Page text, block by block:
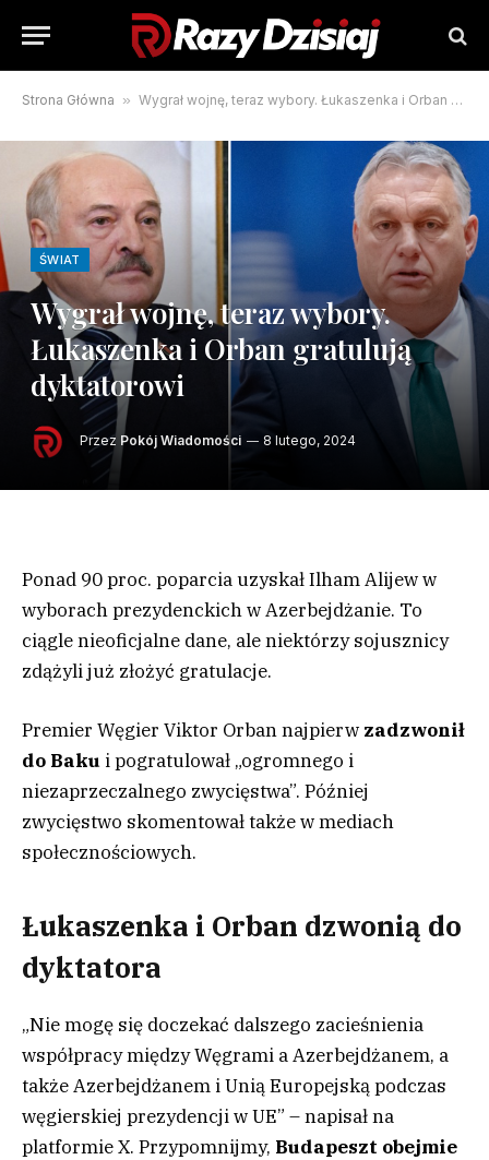
Strona Główna » Wygrał wojnę, teraz wybory. Łukaszenka i Orban gratulują dyktatorowi
ŚWIAT
Wygrał wojnę, teraz wybory.
Łukaszenka i Orban gratulują
dyktatorowi
Przez Pokój Wiadomości 8 lutego, 2024
Ponad 90 proc. poparcia uzyskał Ilham Alijew w
wyborach prezydenckich w Azerbejdżanie. To
ciągle nieoficjalne dane, ale niektórzy sojusznicy
zdążyli już złożyć gratulacje.
Premier Węgier Viktor Orban najpierw zadzwonił
do Baku i pogratulował „ogromnego i
niezaprzeczalnego zwycięstwa”. Później
zwycięstwo skomentował także w mediach
społecznościowych.
Łukaszenka i Orban dzwonią do
dyktatora
„Nie mogę się doczekać dalszego zacieśnienia
współpracy między Węgrami a Azerbejdżanem, a
także Azerbejdżanem i Unią Europejską podczas
węgierskiej prezydencji w UE” – napisał na
platformie X. Przypomnijmy, Budapeszt obejmie